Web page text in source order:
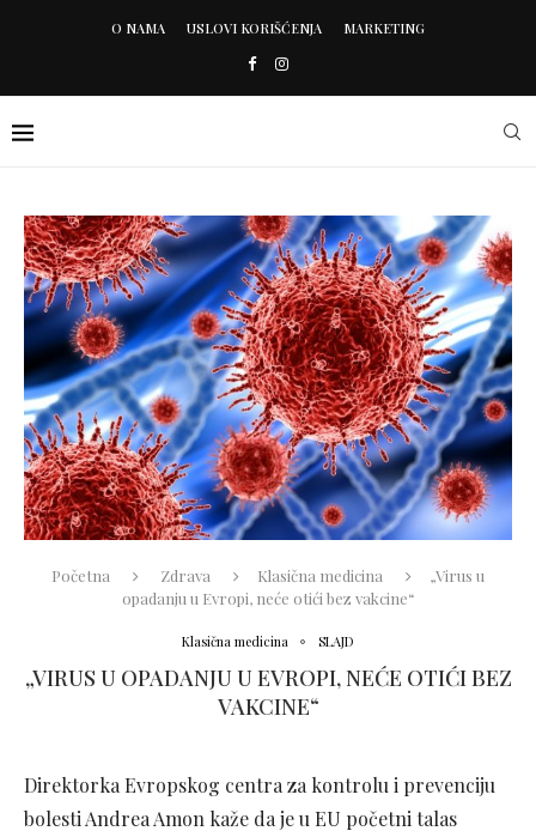
O NAMA USLOVI KORIŠĆENJA MARKETING
Početna Zdrava Klasična medicina
„Virus u
opadanju u Evropi, neće otići bez vakcine“
Klasična medicina SLAJD
„VIRUS U OPADANJU U EVROPI, NEĆE OTIĆI BEZ
VAKCINE“
Direktorka Evropskog centra za kontrolu i prevenciju
bolesti Andrea Amon kaže da je u EU početni talas